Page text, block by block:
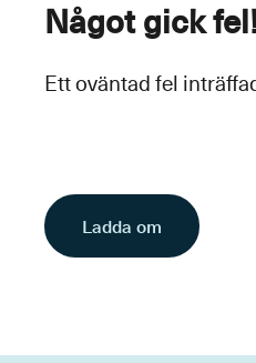
Något gick
Ett oväntad fel
Ladda om